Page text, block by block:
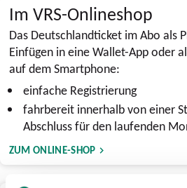
Im VRS-Onlineshop
Das Deutschlandticket im Abo als
Einfügen in eine Wallet-App oder
auf dem Smartphone:
einfache Registrierung
fahrbereit innerhalb von einer
Abschluss für den laufenden
ZUM ONLINE-SHOP